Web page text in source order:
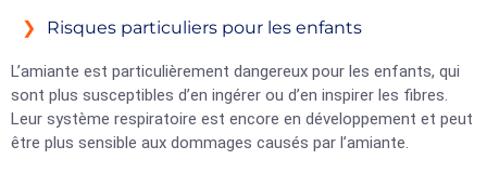
Risques particuliers pour les enfants
L’amiante est particulièrement dangereux pour les enfants, qui
sont plus susceptibles d’en ingérer ou d’en inspirer les fibres.
Leur système respiratoire est encore en développement et peut
être plus sensible aux dommages causés par l’amiante.